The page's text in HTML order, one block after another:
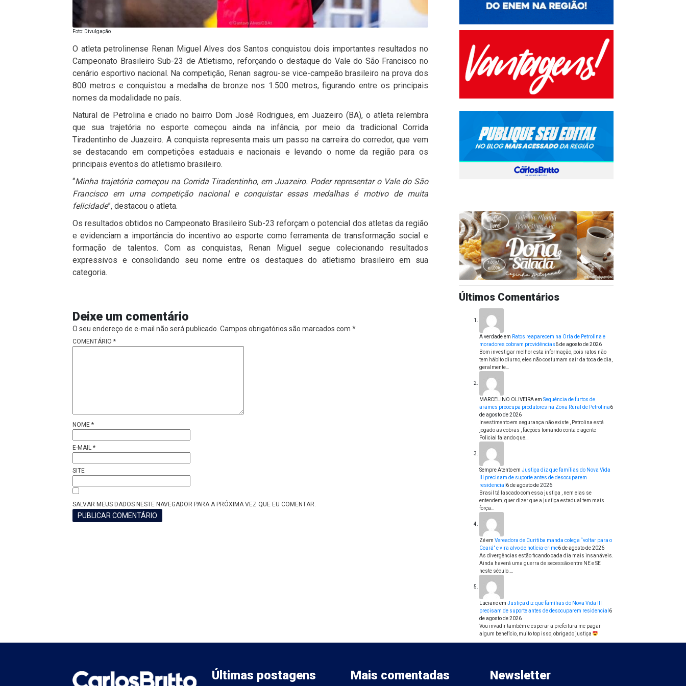
Foto: Divulgação
O atleta petrolinense Renan Miguel Alves dos Santos conquistou dois importantes resultados no
Campeonato Brasileiro Sub-23 de Atletismo, reforçando o destaque do Vale do São Francisco no
cenário esportivo nacional. Na competição, Renan sagrou-se vice-campeão brasileiro na prova dos
800 metros e conquistou a medalha de bronze nos 1.500 metros, figurando entre os principais
nomes da modalidade no país.
Natural de Petrolina e criado no bairro Dom José Rodrigues, em Juazeiro (BA), o atleta relembra
que sua trajetória no esporte começou ainda na infância, por meio da tradicional Corrida
Tiradentinho de Juazeiro. A conquista representa mais um passo na carreira do corredor, que vem
se destacando em competições estaduais e nacionais e levando o nome da região para os
principais eventos do atletismo brasileiro.
“Minha trajetória começou na Corrida Tiradentinho, em Juazeiro. Poder representar o Vale do São
Francisco em uma competição nacional e conquistar essas medalhas é motivo de muita
felicidade”, destacou o atleta.
Os resultados obtidos no Campeonato Brasileiro Sub-23 reforçam o potencial dos atletas da região
e evidenciam a importância do incentivo ao esporte como ferramenta de transformação social e
formação de talentos. Com as conquistas, Renan Miguel segue colecionando resultados
expressivos e consolidando seu nome entre os destaques do atletismo brasileiro em sua
categoria.
Deixe um comentário
O seu endereço de e-mail não será publicado. Campos obrigatórios são marcados com *
COMENTÁRIO *
NOME *
E-MAIL *
SITE
SALVAR MEUS DADOS NESTE NAVEGADOR PARA A PRÓXIMA VEZ QUE EU COMENTAR.
Últimos Comentários
A verdadeem Ratos reaparecem na Orla de Petrolina e
moradores cobram providências6 de agosto de 2026
Bom investigar melhor esta informação, pois ratos não
tem hábito diurno, eles não costumam sair da toca de dia,
geralmente…
MARCELINO OLIVEIRAem Sequência de furtos de
arames preocupa produtores na Zona Rural de Petrolina6
de agosto de 2026
Investimento em segurança não existe , Petrolina está
jogado as cobras , facções tomando conta e agente
Policial falando que…
Sempre Atentoem Justiça diz que famílias do Nova Vida
III precisam de suporte antes de desocuparem
residencial 6 de agosto de 2026
Brasil tá lascado com essa justiça , nem elas se
entendem, quer dizer que a justiça estadual tem mais
força…
Zéem Vereadora de Curitiba manda colega “voltar para o
Ceará” e vira alvo de notícia-crime6 de agosto de 2026
As divergências estão ficando cada dia mais insanáveis.
Ainda haverá uma guerra de secessão entre NE e SE
neste século.…
Lucianeem Justiça diz que famílias do Nova Vida III
precisam de suporte antes de desocuparem residencial 6
de agosto de 2026
Vou invadir também e esperar a prefeitura me pagar
algum benefício, muito top isso, obrigado justiça
Últimas postagens Mais comentadas Newsletter